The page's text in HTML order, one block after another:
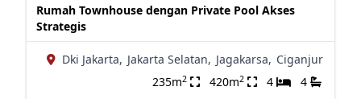
Rumah Townhouse dengan Private Pool Akses
Strategis
Dki Jakarta, Jakarta Selatan, Jagakarsa, Ciganjur
235m2 420m2 4 4